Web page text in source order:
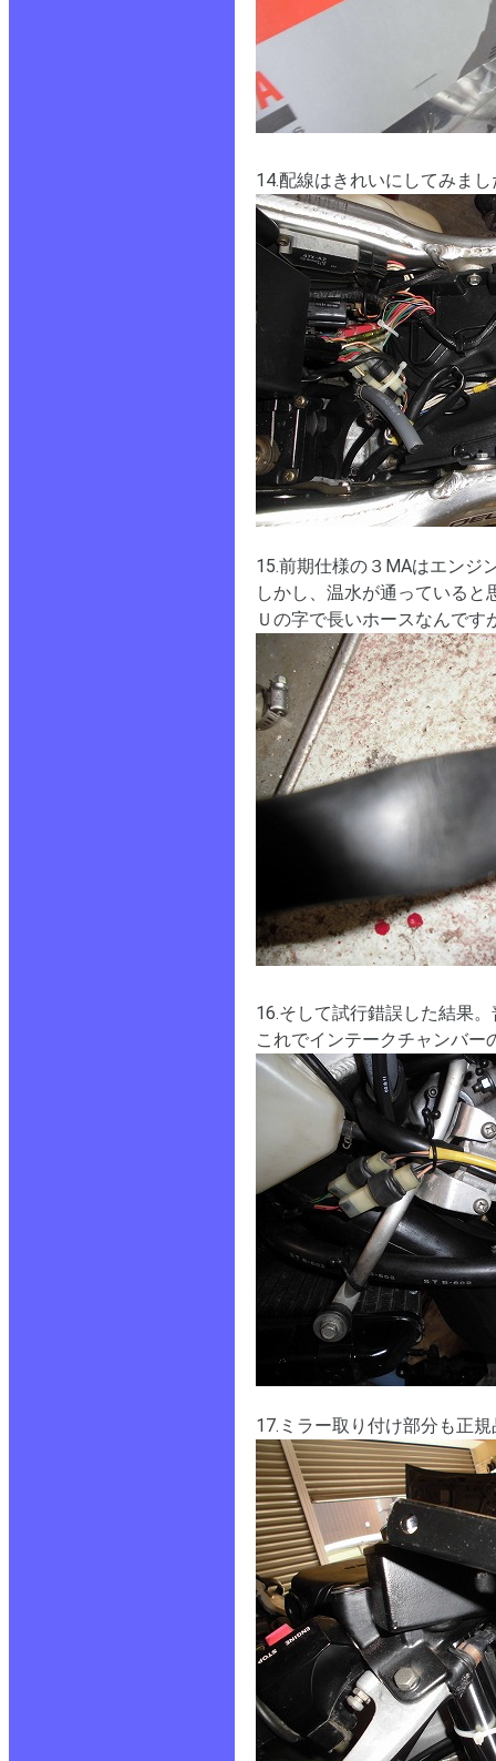
14.配線はきれいにしてみまし
15.前期仕様の３MAはエンジ
しかし、温水が通っている
Ｕの字で長いホースなんで
16.そして試行錯誤した結果
これでインテークチャンバ
17.ミラー取り付け部分も正